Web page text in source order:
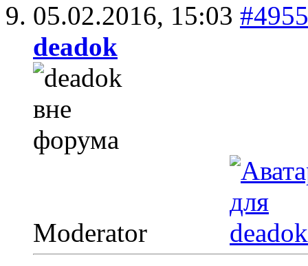
05.02.2016, 15:03 #4955
deadok
Moderator